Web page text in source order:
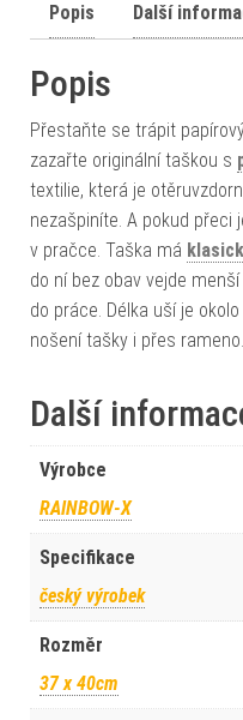
Popis Další
Popis
Přestaňte se trápit
zazařte originální taškou s
textilie, která je
nezašpiníte. A pokud přeci
v pračce. Taška má
do ní bez obav vejde
do práce. Délka uší je
nošení tašky i přes rameno.
Další
Výrobce
RAINBOW-X
Specifikace
český výrobek
Rozměr
37 x 40cm